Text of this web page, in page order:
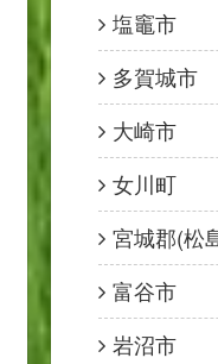
塩竈市
多賀城市
大崎市
女川町
宮城郡(松
富谷市
岩沼市